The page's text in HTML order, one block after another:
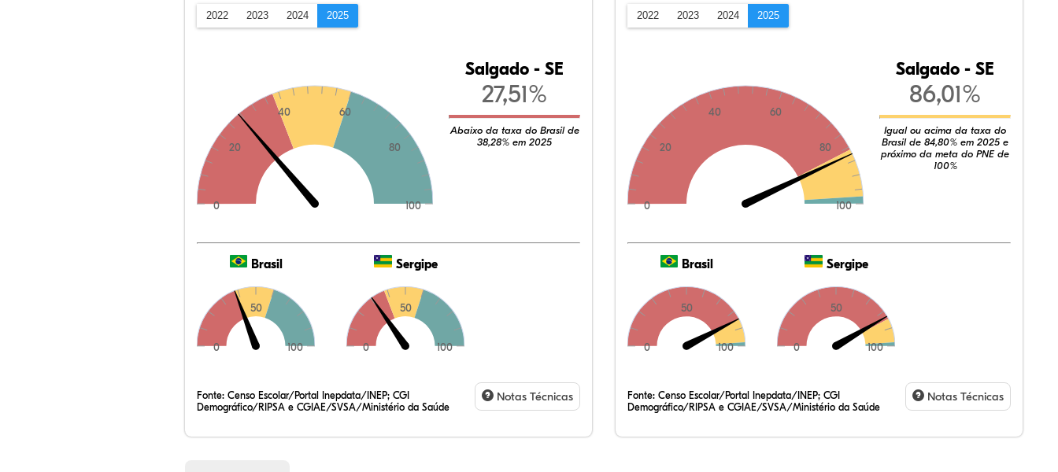
2022 2023 2024 2025
0
20
40 60
80
100
Salgado - SE
27,51%
Abaixo da taxa do Brasil de
38,28% em 2025
Brasil
0
50
100
Sergipe
0
50
100
Fonte: Censo Escolar/Portal Inepdata/INEP; CGI
Demográfico/RIPSA e CGIAE/SVSA/Ministério da Saúde
Notas Técnicas
2022 2023 2024 2025
0
20
40 60
80
100
Salgado - SE
86,01%
Igual ou acima da taxa do
Brasil de 84,80% em 2025 e
próximo da meta do PNE de
100%
Brasil
0
50
100
Sergipe
0
50
100
Fonte: Censo Escolar/Portal Inepdata/INEP; CGI
Demográfico/RIPSA e CGIAE/SVSA/Ministério da Saúde
Notas Técnicas
11,49%
8,94%
0,73%
78,31%
0,13%
0,39%
35,47%
7,72%
0,47%
54,20%
0,83%
1,31%